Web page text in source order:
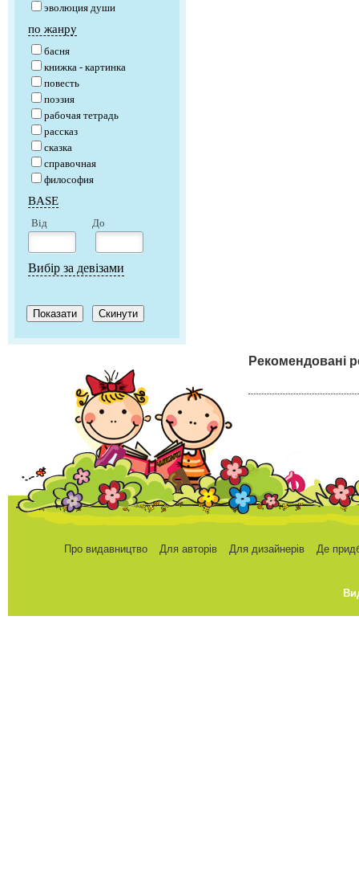
эволюция души
по жанру
басня
книжка - картинка
повесть
поэзия
рабочая тетрадь
рассказ
сказка
справочная
философия
BASE
Від До
Вибір за девізами
Рекомендовані
Про видавництво Для авторів Для дизайнерів Де